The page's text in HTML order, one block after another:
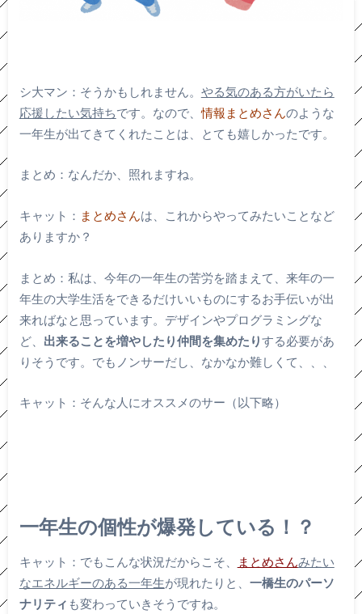
シ大マン：そうかもしれません。 やる気のある方がいたら
応援したい気持ちです。なので、情報まとめさんのような
一年生が出てきてくれたことは、とても嬉しかったです。
まとめ：なんだか、照れますね。
キャット： まとめさんは、これからやってみたいことなど
ありますか？
まとめ：私は、今年の一年生の苦労を踏まえて、来年の一
年生の大学生活をできるだけいいものにするお手伝いが出
来ればなと思っています。デザインやプログラミングな
ど、 出来ることを増やしたり仲間を集めたりする必要があ
りそうです。でもノンサーだし、なかなか難しくて、、、
キャット：そんな人にオススメのサー（以下略）
一年生の個性が爆発している！？
キャット：でもこんな状況だからこそ、 まとめさんみたい
なエネルギーのある一年生が現れたりと、 一橋生のパーソ
ナリティ も変わっていきそうですね。